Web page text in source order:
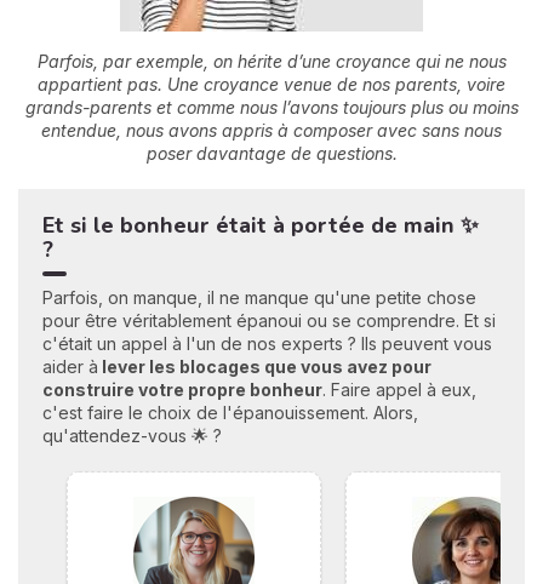
Parfois, par exemple, on hérite d’une croyance qui ne nous
appartient pas. Une croyance venue de nos parents, voire
grands-parents et comme nous l’avons toujours plus ou moins
entendue, nous avons appris à composer avec sans nous
poser davantage de questions.
Et si le bonheur était à portée de main ✨
?
Parfois, on manque, il ne manque qu'une petite chose
pour être véritablement épanoui ou se comprendre. Et si
c'était un appel à l'un de nos experts ? Ils peuvent vous
aider à lever les blocages que vous avez pour
construire votre propre bonheur. Faire appel à eux,
c'est faire le choix de l'épanouissement. Alors,
qu'attendez-vous 🌟 ?